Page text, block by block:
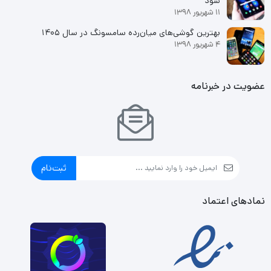
معادل ۳۷ میلیمتر برای ارتفاع بدنه٬ ۱۴۴ میلیمتر برای عرض و ۲۳۰
میلیمتر برای طول آن است که ابعادی نسبتا منطقی برای روتری است که
بوده که باعث شده این وسیله ارتباطی شبکه‌ای در مکان‌هایی که
ارتفاعی بالا نسبت به زمین دارند از استفاده خوبی برخوردارند باشند.
روتر بی‌سیم TP-Link مدل Archer C60 از هر دو استانداردهای IEEE
801.11 AC-1997 که در سال 1997 توسط انجمن مهندسان برق و
معتبرترین استانداردها در این حوزه فعالیت است. به جز استانداردها
این مودم از هر دو پروتکل IPv6 و IPv4 پشتیبانی کامل می‌کند و این
11 شهریور 1398
بهترین گوشی‌های میان‌رده سامسونگ در سال ۱۴۰۵
4 شهریور 1398
عضویت در خبرنامه
ثبت‌نام
نمادهای اعتماد